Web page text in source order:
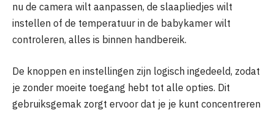
nu de camera wilt aanpassen, de slaapliedjes wilt
instellen of de temperatuur in de babykamer wilt
controleren, alles is binnen handbereik.
De knoppen en instellingen zijn logisch ingedeeld, zodat
je zonder moeite toegang hebt tot alle opties. Dit
gebruiksgemak zorgt ervoor dat je je kunt concentreren